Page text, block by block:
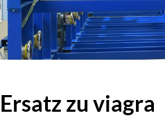
Ersatz zu viagra